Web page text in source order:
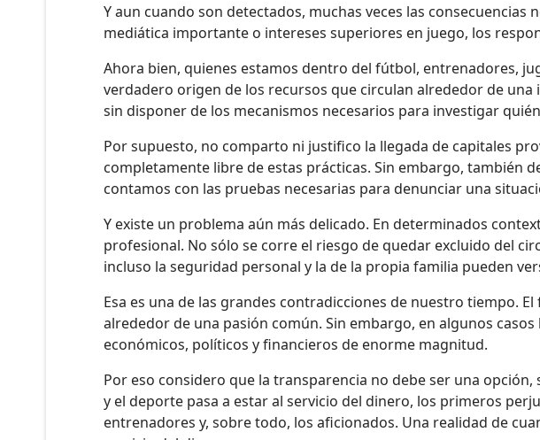
Y aun cuando son detectados, muchas veces las
mediática importante o intereses superiores en juego, los
Ahora bien, quienes estamos dentro del fútbol, entrenadores,
verdadero origen de los recursos que circulan alrededor de
sin disponer de los mecanismos necesarios para investigar
Por supuesto, no comparto ni justifico la llegada de capitales
completamente libre de estas prácticas. Sin embargo, también
contamos con las pruebas necesarias para denunciar una
Y existe un problema aún más delicado. En determinados
profesional. No sólo se corre el riesgo de quedar excluido del
incluso la seguridad personal y la de la propia familia pueden
Esa es una de las grandes contradicciones de nuestro tiempo.
alrededor de una pasión común. Sin embargo, en algunos
económicos, políticos y financieros de enorme magnitud.
Por eso considero que la transparencia no debe ser una
y el deporte pasa a estar al servicio del dinero, los primeros
entrenadores y, sobre todo, los aficionados. Una realidad de